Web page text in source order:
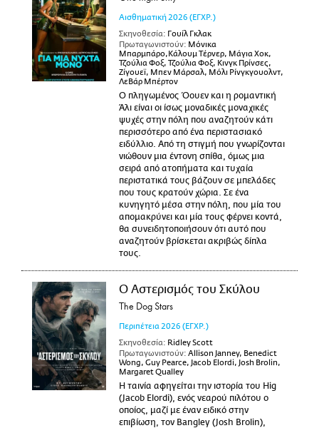
Αισθηματική 2026 (ΕΓΧΡ.)
Σκηνοθεσία: Γουίλ Γκλακ
Πρωταγωνιστούν: Μόνικα
Μπαρμπάρο,Κάλουμ Τέρνερ, Μάγια Χοκ,
Τζούλια Φοξ, Τζούλια Φοξ, Κινγκ Πρίνσες,
Ζίγουεϊ, Μπεν Μάρσαλ, Μόλι Ρίνγκγουολντ,
ΛεΒάρ Μπέρτον
Ο πληγωμένος Όουεν και η ρομαντική
Άλι είναι οι ίσως μοναδικές μοναχικές
ψυχές στην πόλη που αναζητούν κάτι
περισσότερο από ένα περιστασιακό
ειδύλλιο. Από τη στιγμή που γνωρίζονται
νιώθουν μια έντονη σπίθα, όμως μια
σειρά από ατοπήματα και τυχαία
περιστατικά τους βάζουν σε μπελάδες
που τους κρατούν χώρια. Σε ένα
κυνηγητό μέσα στην πόλη, που μία του
απομακρύνει και μία τους φέρνει κοντά,
θα συνειδητοποιήσουν ότι αυτό που
αναζητούν βρίσκεται ακριβώς δίπλα
τους.
Ο Αστερισμός του Σκύλου
The Dog Stars
Περιπέτεια 2026 (ΕΓΧΡ.)
Σκηνοθεσία: Ridley Scott
Πρωταγωνιστούν: Allison Janney, Benedict
Wong, Guy Pearce, Jacob Elordi, Josh Brolin,
Margaret Qualley
Η ταινία αφηγείται την ιστορία του Hig
(Jacob Elordi), ενός νεαρού πιλότου ο
οποίος, μαζί με έναν ειδικό στην
επιβίωση, τον Bangley (Josh Brolin),